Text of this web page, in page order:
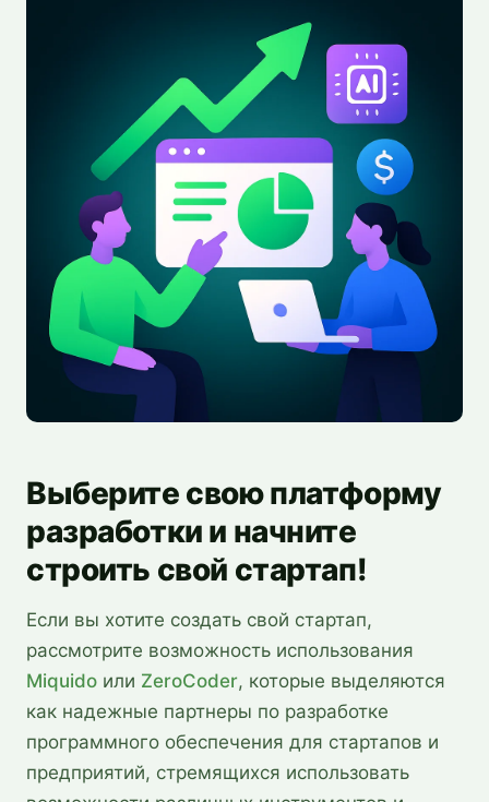
Выберите свою платформу
разработки и начните
строить свой стартап!
Если вы хотите создать свой стартап,
рассмотрите возможность использования
Miquido или ZeroCoder, которые выделяются
как надежные партнеры по разработке
программного обеспечения для стартапов и
предприятий, стремящихся использовать